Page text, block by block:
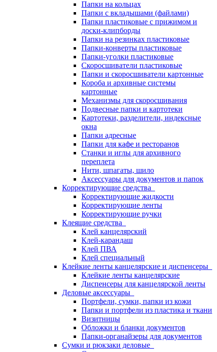
Папки на кольцах
Папки с вкладышами (файлами)
Папки пластиковые с прижимом и
доски-клипборды
Папки на резинках пластиковые
Папки-конверты пластиковые
Папки-уголки пластиковые
Скоросшиватели пластиковые
Папки и скоросшиватели картонные
Короба и архивные системы
картонные
Механизмы для скоросшивания
Подвесные папки и картотеки
Картотеки, разделители, индексные
окна
Папки адресные
Папки для кафе и ресторанов
Станки и иглы для архивного
переплета
Нити, шпагаты, шило
Аксессуары для документов и папок
Корректирующие средства
Корректирующие жидкости
Корректирующие ленты
Корректирующие ручки
Клеящие средства
Клей канцелярский
Клей-карандаш
Клей ПВА
Клей специальный
Клейкие ленты канцелярские и диспенсеры
Клейкие ленты канцелярские
Диспенсеры для канцелярской ленты
Деловые аксессуары
Портфели, сумки, папки из кожи
Папки и портфели из пластика и ткани
Визитницы
Обложки и бланки документов
Папки-органайзеры для документов
Сумки и рюкзаки деловые